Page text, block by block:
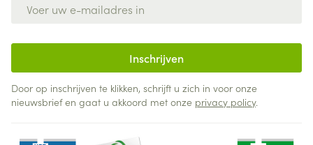
Inschrijven
Door op inschrijven te klikken, schrijft u zich in voor onze
nieuwsbrief en gaat u akkoord met onze privacy policy.